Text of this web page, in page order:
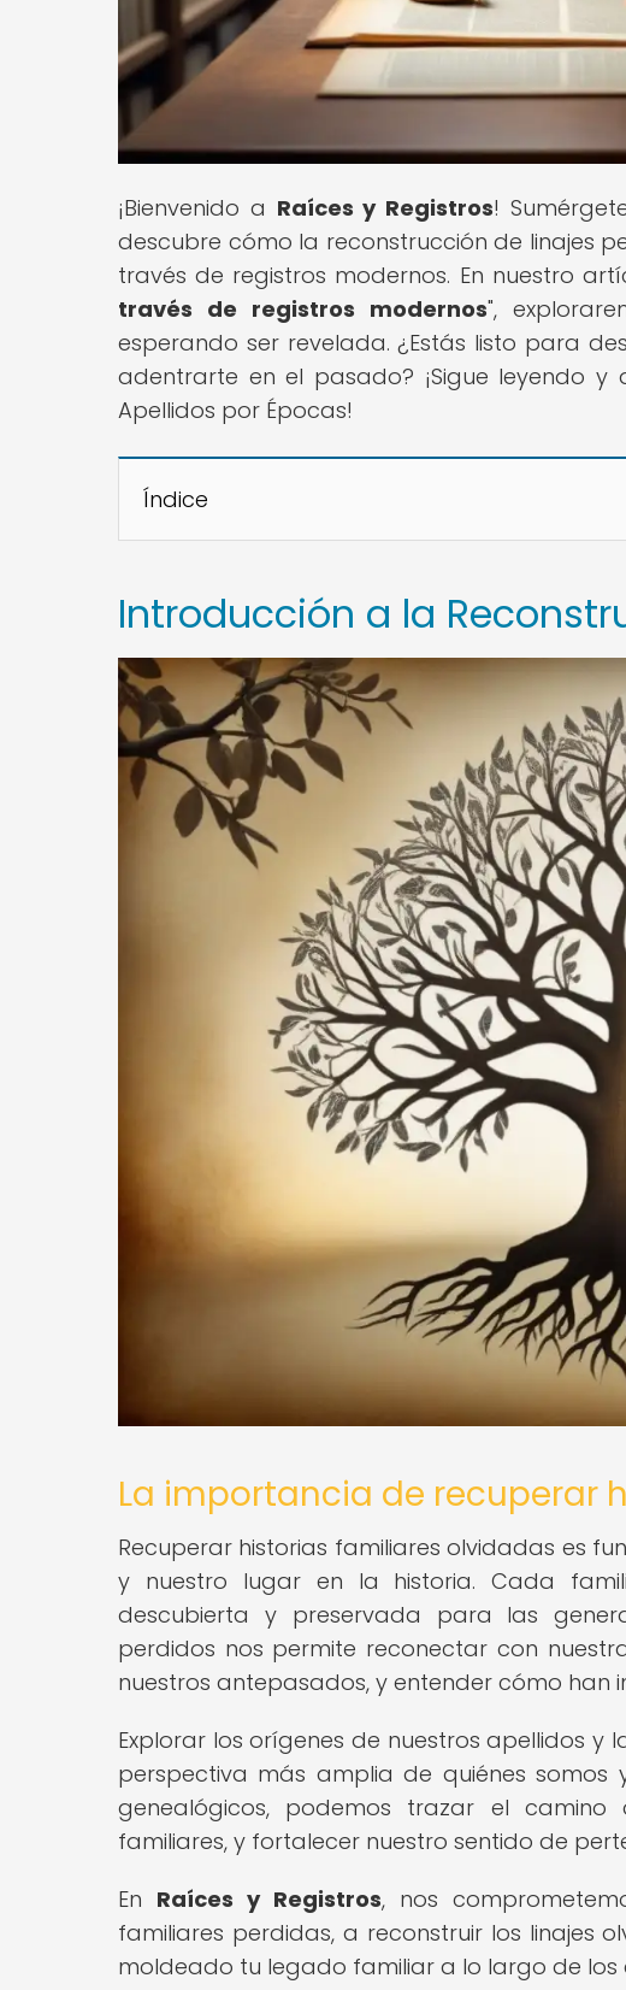
¡Bienvenido a Raíces y Registros!
descubre cómo la reconstrucción de linajes
través de registros modernos. En nuestro
través de registros modernos",
esperando ser revelada. ¿Estás listo para
adentrarte en el pasado? ¡Sigue leyendo
Apellidos por Épocas!
Índice
Introducción a la
La importancia de recuperar
Recuperar historias familiares olvidadas es
y nuestro lugar en la historia. Cada
descubierta y preservada para las
perdidos nos permite reconectar con
nuestros antepasados, y entender cómo han
Explorar los orígenes de nuestros apellidos y
perspectiva más amplia de quiénes
genealógicos, podemos trazar el camino
familiares, y fortalecer nuestro sentido de
En Raíces y Registros, nos
familiares perdidas, a reconstruir los linajes
moldeado tu legado familiar a lo largo de los